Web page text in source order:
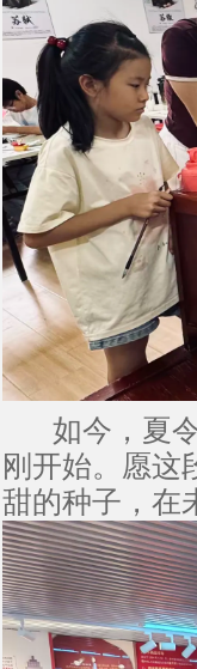
如今，夏令
刚开始。愿这
甜的种子，在